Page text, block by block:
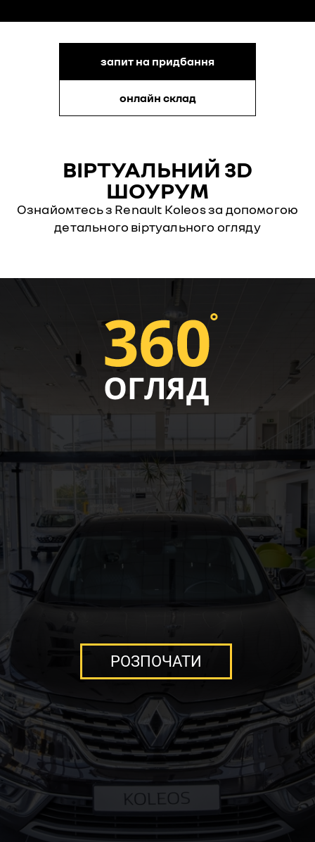
запит на придбання
онлайн склад
ВІРТУАЛЬНИЙ 3D
ШОУРУМ
Ознайомтесь з Renault Koleos за допомогою
детального віртуального огляду